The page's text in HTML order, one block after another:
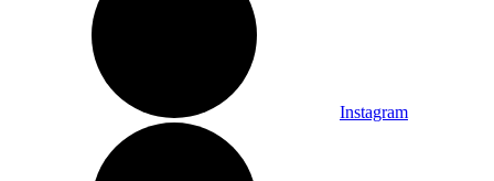
Instagram